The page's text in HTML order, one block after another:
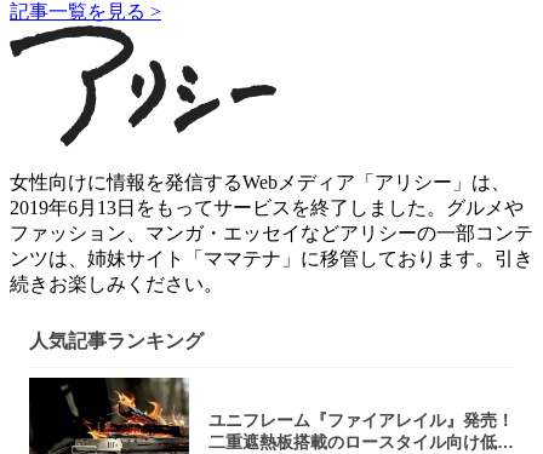
記事一覧を見る >
女性向けに情報を発信するWebメディア「アリシー」は、
2019年6月13日をもってサービスを終了しました。グルメや
ファッション、マンガ・エッセイなどアリシーの一部コンテ
ンツは、姉妹サイト「ママテナ」に移管しております。引き
続きお楽しみください。
人気記事ランキング
ユニフレーム『ファイアレイル』発売！
二重遮熱板搭載のロースタイル向け低型